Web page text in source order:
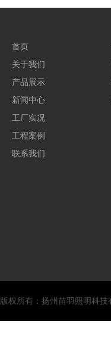
首页
关于我们
产品展示
新闻中心
工厂实况
工程案例
联系我们
版权所有：扬州苗羽照明科